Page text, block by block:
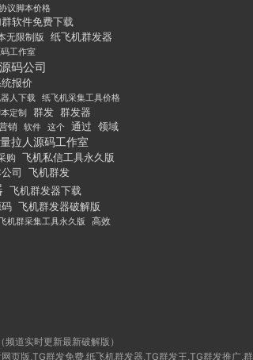
议脚本价格
软件免费下载
无限制版 纸飞机群发器
工作室
码公司
报价
人下载 纸飞机采集工具价格
定制
群发 群发器
销 软件 这个 通过 领域
拉人源码工作室
购 飞机私信工具永久版
司
飞机群发
飞机群发器下载
飞机群发器破解版
机群采集工具永久版 高效
（频道实时更新最新破解版）
版,TG群发免费,纸飞机群发器,TG群发王,TG群发推广,